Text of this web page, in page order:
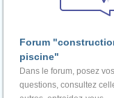
Forum
piscine"
Dans le forum, posez vos
questions, consultez